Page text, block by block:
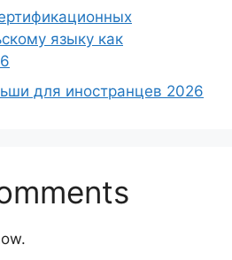
языку как
для иностранцев 2026